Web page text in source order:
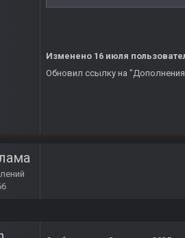
Изменено 16 июля
Обновил ссылку на